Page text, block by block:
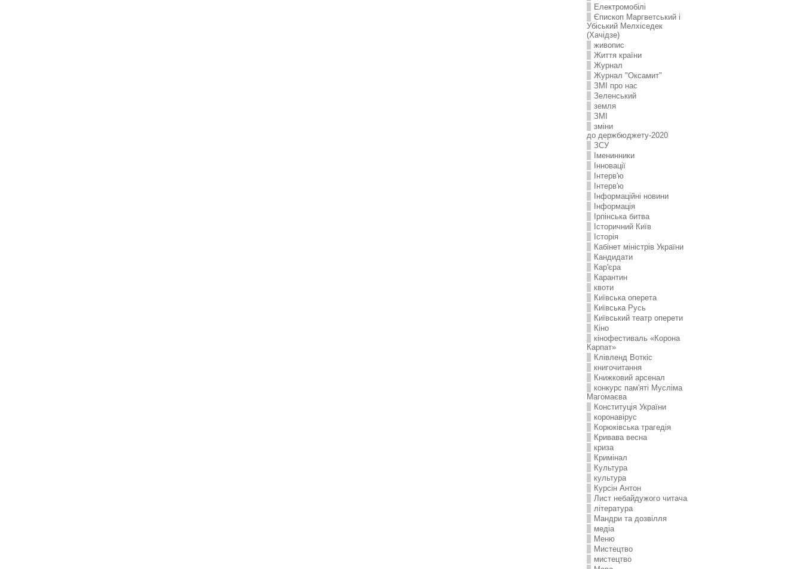
Електромобілі
Єпископ Маргветський і
Убіський Мелхіседек
(Хачідзе)
живопис
Життя країни
Журнал
Журнал "Оксамит"
ЗMI про нас
Зеленський
земля
ЗМІ
зміни
до держбюджету-2020
ЗСУ
Іменинники
Інновації
Інтерв'ю
Інтерв'ю
Інформаційні новини
Інформація
Ірпінська битва
Історичний Київ
Історія
Кабінет міністрів України
Кандидати
Кар'єра
Карантин
квоти
Київська оперета
Київська Русь
Київський театр оперети
Кіно
кінофестиваль «Корона
Карпат»
Клівленд Воткіс
книгочитання
Книжковий арсенал
конкурс пам'яті Мусліма
Магомаєва
Конституція України
коронавірус
Корюківська трагедія
Кривава весна
криза
Кримінал
Культура
культура
Курсін Антон
Лист небайдужого читача
література
Мандри та дозвілля
медіа
Меню
Мистецтво
мистецтво